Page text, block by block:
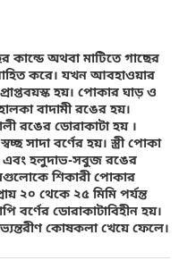
কান্ডে অথবা মাটিতে গাছের
করে। যখন আবহাওয়ার
হয়। পোকার ঘাড় ও
বাদামী রঙের হয়।
রঙের ডোরাকাটা হয় ।
সাদা বর্ণের হয়। স্ত্রী পোকা
এবং হলুদাভ-সবুজ রঙের
শিকারী পোকার
২০ থেকে ২৫ মিমি পর্যন্ত
বর্ণের ডোরাকাটাবিহীন হয়।
কোষকলা খেয়ে ফেলে।